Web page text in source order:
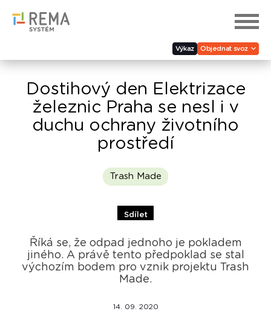
Výkaz Objednat svoz
Dostihový den Elektrizace
železnic Praha se nesl i v
duchu ochrany životního
prostředí
Trash Made
Sdílet
Říká se, že odpad jednoho je pokladem
jiného. A právě tento předpoklad se stal
výchozím bodem pro vznik projektu Trash
Made.
14. 09. 2020